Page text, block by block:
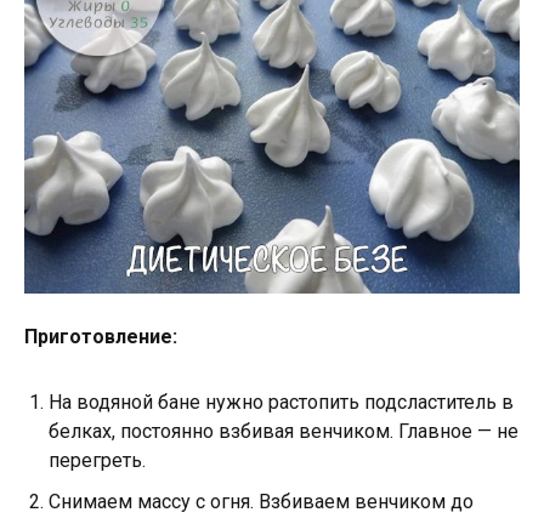
Приготовление:
На водяной бане нужно растопить подсластитель в
белках, постоянно взбивая венчиком. Главное — не
перегреть.
Снимаем массу с огня. Взбиваем венчиком до